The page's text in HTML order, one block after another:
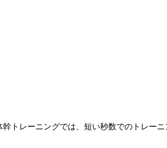
トレーニングでは、短い秒数でのトレー